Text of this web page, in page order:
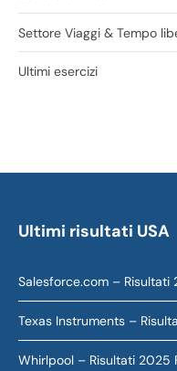
Settore Viaggi & Tempo
Ultimi esercizi
Ultimi risultati USA
Salesforce.com – Risultati
Texas Instruments –
Whirlpool – Risultati 2025